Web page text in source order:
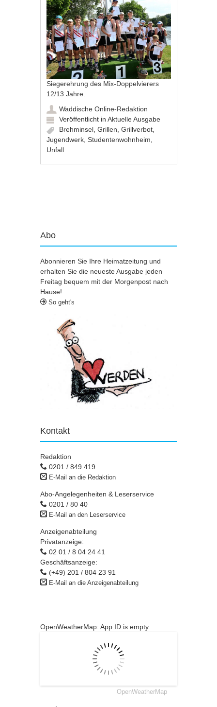
Siegerehrung des Mix-Doppelvierers
12/13 Jahre.
Waddische Online-Redaktion
Veröffentlicht inAktuelle Ausgabe
Brehminsel,Grillen,Grillverbot,
Jugendwerk,Studentenwohnheim,
Unfall
Abo
Abonnieren Sie Ihre Heimatzeitung und
erhalten Sie die neueste Ausgabe jeden
Freitag bequem mit der Morgenpost nach
Hause!
So geht's
Kontakt
Redaktion
0201 / 849 419
E-Mail an die Redaktion
Abo-Angelegenheiten & Leserservice
0201 / 80 40
E-Mail an den Leserservice
Anzeigenabteilung
Privatanzeige:
02 01 / 8 04 24 41
Geschäftsanzeige:
(+49) 201 / 804 23 91
E-Mail an die Anzeigenabteilung
OpenWeatherMap: App ID is empty
OpenWeatherMap